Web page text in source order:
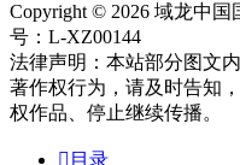
Copyright © 2026 域龙中
号：L-XZ00144
法律声明：本站部分图文
著作权行为，请及时告知
权作品、停止继续传播。
 目录